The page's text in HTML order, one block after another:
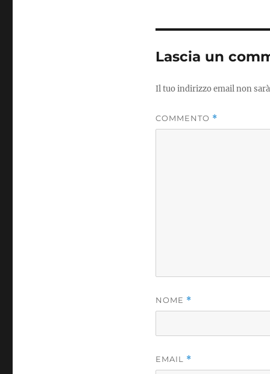
Lascia un
Il tuo indirizzo email non
COMMENTO *
NOME *
EMAIL *